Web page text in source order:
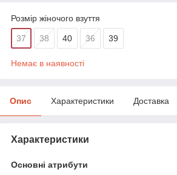
Розмір жіночого взуття
37 38 40 36 39
Немає в наявності
Опис Характеристики Доставка
Характеристики
Основні атрибути